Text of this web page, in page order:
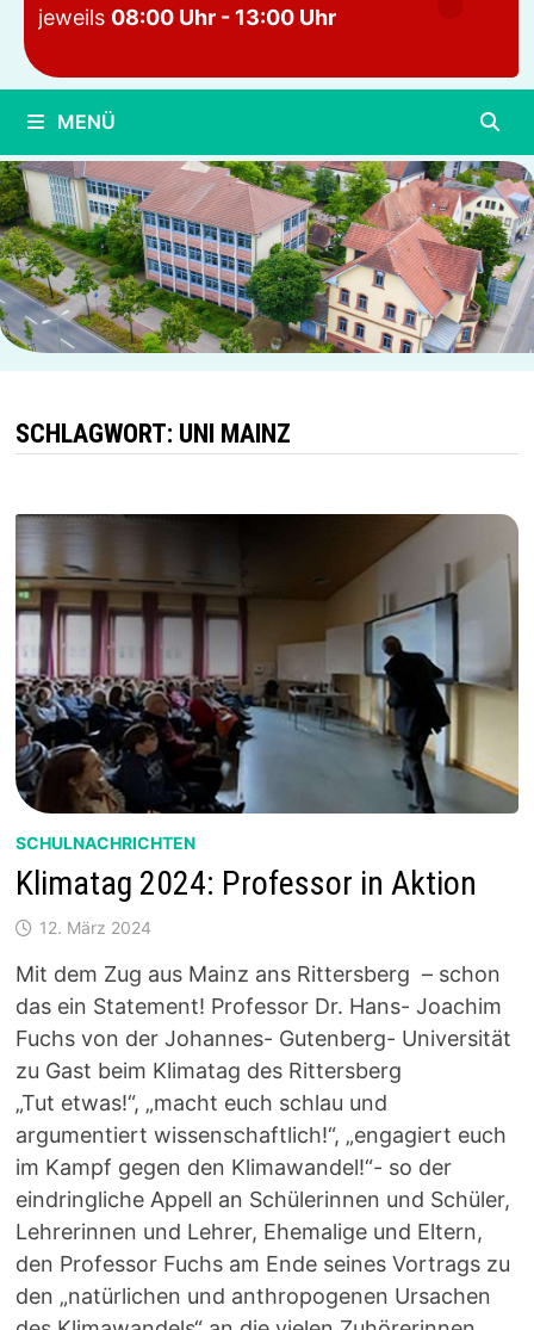
jeweils 08:00 Uhr - 13:00 Uhr
MENÜ
SCHLAGWORT: UNI MAINZ
SCHULNACHRICHTEN
Klimatag 2024: Professor in Aktion
12. März 2024
Mit dem Zug aus Mainz ans Rittersberg – schon
das ein Statement! Professor Dr. Hans- Joachim
Fuchs von der Johannes- Gutenberg- Universität
zu Gast beim Klimatag des Rittersberg
„Tut etwas!“, „macht euch schlau und
argumentiert wissenschaftlich!“, „engagiert euch
im Kampf gegen den Klimawandel!“- so der
eindringliche Appell an Schülerinnen und Schüler,
Lehrerinnen und Lehrer, Ehemalige und Eltern,
den Professor Fuchs am Ende seines Vortrags zu
den „natürlichen und anthropogenen Ursachen